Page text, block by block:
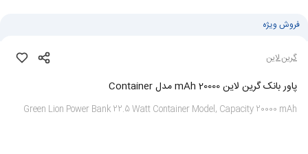
فروش ویژه
گرین لاین
پاور بانک گرین لاین 20000 mAh مدل Container
Green Lion Power Bank 22.5 Watt Container Model, Capacity 20000 mAh